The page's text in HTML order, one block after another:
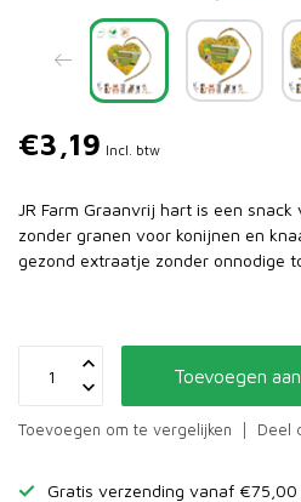
€3,19 Incl. btw
JR Farm Graanvrij hart is een
zonder granen voor konijnen en
gezond extraatje zonder onnodige
Toevoegen
Toevoegen om te vergelijken Deel
Gratis verzending vanaf €75,00